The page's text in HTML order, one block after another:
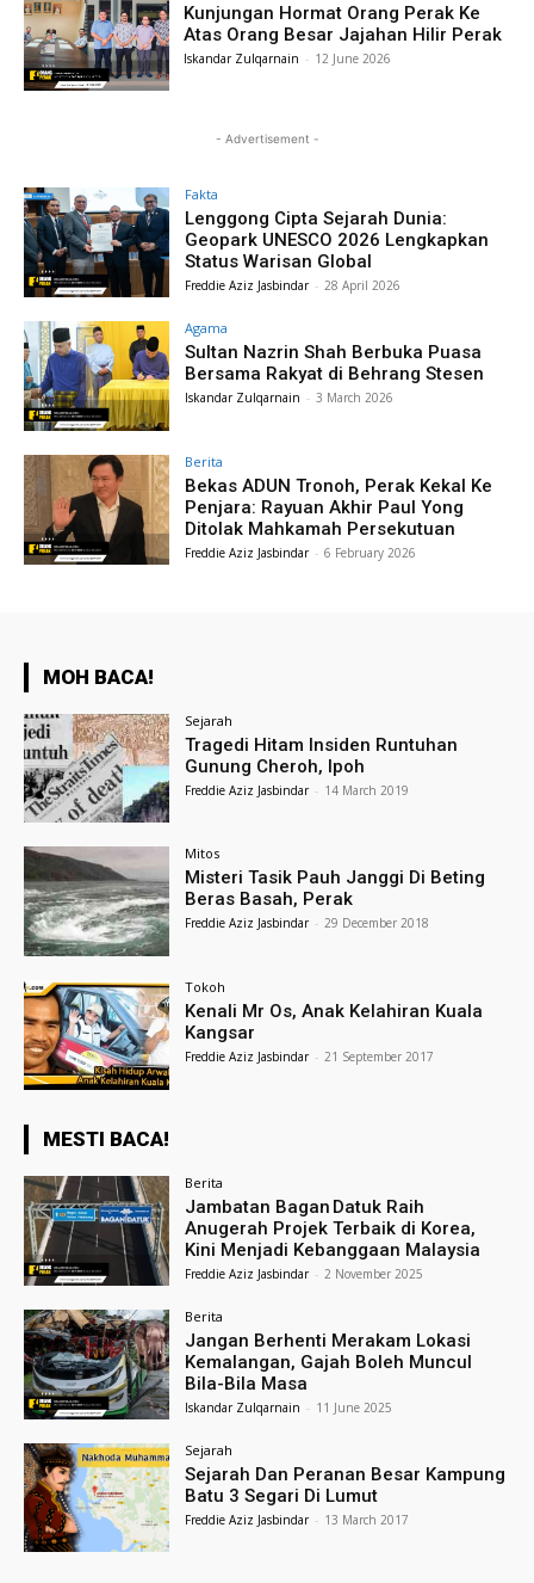
Kunjungan Hormat Orang Perak Ke
Atas Orang Besar Jajahan Hilir Perak
Iskandar Zulqarnain - 12 June 2026
- Advertisement -
Fakta
Lenggong Cipta Sejarah Dunia:
Geopark UNESCO 2026 Lengkapkan
Status Warisan Global
Freddie Aziz Jasbindar - 28 April 2026
Agama
Sultan Nazrin Shah Berbuka Puasa
Bersama Rakyat di Behrang Stesen
Iskandar Zulqarnain - 3 March 2026
Berita
Bekas ADUN Tronoh, Perak Kekal Ke
Penjara: Rayuan Akhir Paul Yong
Ditolak Mahkamah Persekutuan
Freddie Aziz Jasbindar - 6 February 2026
MOH BACA!
Sejarah
Tragedi Hitam Insiden Runtuhan
Gunung Cheroh, Ipoh
Freddie Aziz Jasbindar - 14 March 2019
Mitos
Misteri Tasik Pauh Janggi Di Beting
Beras Basah, Perak
Freddie Aziz Jasbindar - 29 December 2018
Tokoh
Kenali Mr Os, Anak Kelahiran Kuala
Kangsar
Freddie Aziz Jasbindar - 21 September 2017
MESTI BACA!
Berita
Jambatan Bagan Datuk Raih
Anugerah Projek Terbaik di Korea,
Kini Menjadi Kebanggaan Malaysia
Freddie Aziz Jasbindar - 2 November 2025
Berita
Jangan Berhenti Merakam Lokasi
Kemalangan, Gajah Boleh Muncul
Bila-Bila Masa
Iskandar Zulqarnain - 11 June 2025
Sejarah
Sejarah Dan Peranan Besar Kampung
Batu 3 Segari Di Lumut
Freddie Aziz Jasbindar - 13 March 2017